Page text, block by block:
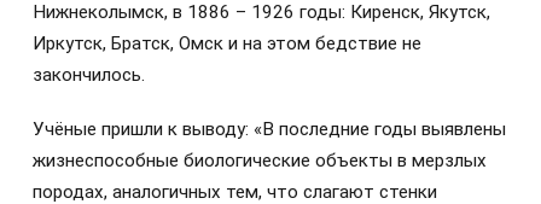
Нижнеколымск, в 1886 – 1926 годы: Киренск, Якутск,
Иркутск, Братск, Омск и на этом бедствие не
закончилось.
Учёные пришли к выводу: «В последние годы выявлены
жизнеспособные биологические объекты в мерзлых
породах, аналогичных тем, что слагают стенки